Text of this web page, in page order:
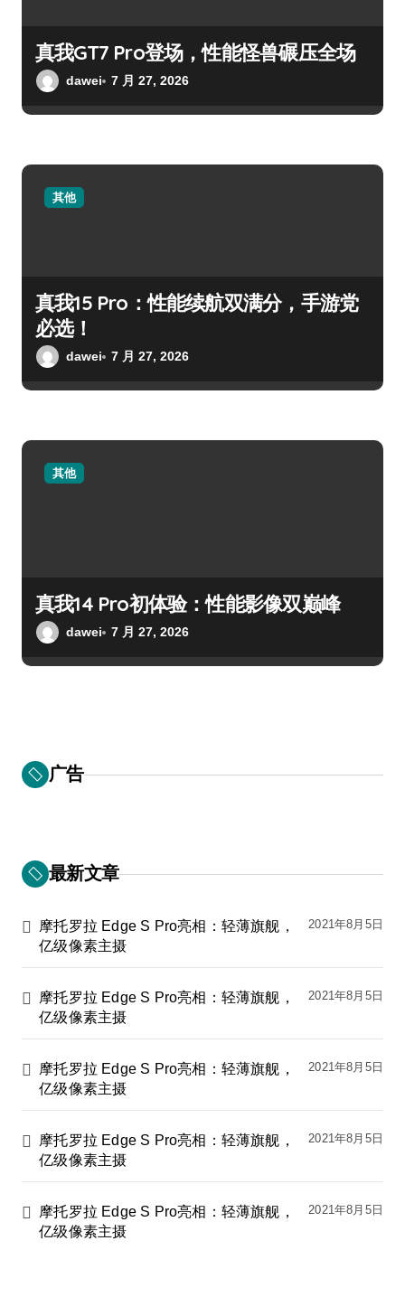
真我GT7 Pro登场，性能怪兽碾压全场
dawei 7 月 27, 2026
其他
真我15 Pro：性能续航双满分，手游党
必选！
dawei 7 月 27, 2026
其他
真我14 Pro初体验：性能影像双巅峰
dawei 7 月 27, 2026
广告
最新文章
摩托罗拉 Edge S Pro亮相：轻薄旗舰，
亿级像素主摄
2021年8月5日
摩托罗拉 Edge S Pro亮相：轻薄旗舰，
亿级像素主摄
2021年8月5日
摩托罗拉 Edge S Pro亮相：轻薄旗舰，
亿级像素主摄
2021年8月5日
摩托罗拉 Edge S Pro亮相：轻薄旗舰，
亿级像素主摄
2021年8月5日
摩托罗拉 Edge S Pro亮相：轻薄旗舰，
亿级像素主摄
2021年8月5日